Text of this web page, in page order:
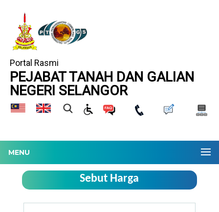
Portal Rasmi
PEJABAT TANAH DAN GALIAN
NEGERI SELANGOR
MENU
Sebut Harga